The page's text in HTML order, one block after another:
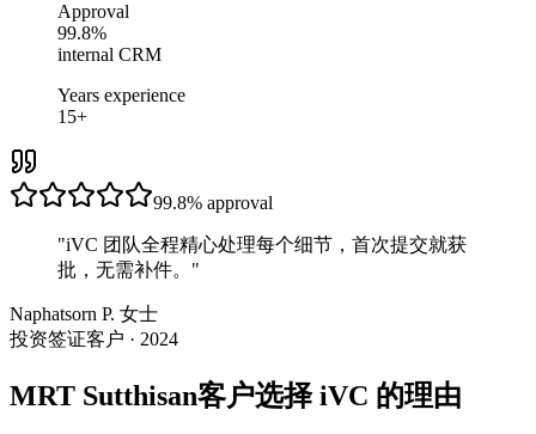
Approval
99.8%
internal CRM
Years experience
15+
99.8% approval
"iVC 团队全程精心处理每个细节，首次提交就获
批，无需补件。 "
Naphatsorn P. 女士
投资签证客户 · 2024
MRT Sutthisan客户选择 iVC 的理由